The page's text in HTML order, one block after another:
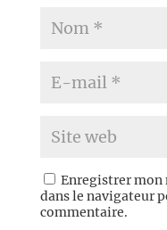
Enregistrer
dans le navigateur
commentaire.